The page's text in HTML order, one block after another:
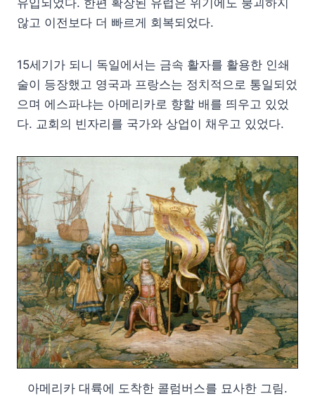
않고 이전보다 더 빠르게 회복되었다.
15세기가 되니 독일에서는 금속 활자를 활용한 인쇄
술이 등장했고 영국과 프랑스는 정치적으로 통일되었
으며 에스파냐는 아메리카로 향할 배를 띄우고 있었
다. 교회의 빈자리를 국가와 상업이 채우고 있었다.
아메리카 대륙에 도착한 콜럼버스를 묘사한 그림.